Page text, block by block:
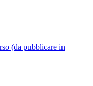
(da pubblicare in